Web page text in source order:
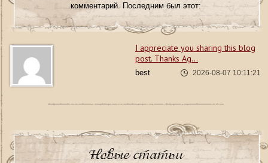
комментарий. Последним был этот:
I appreciate you sharing this blog
post. Thanks Ag...
best 2026-08-07 10:11:21
Новые статьи